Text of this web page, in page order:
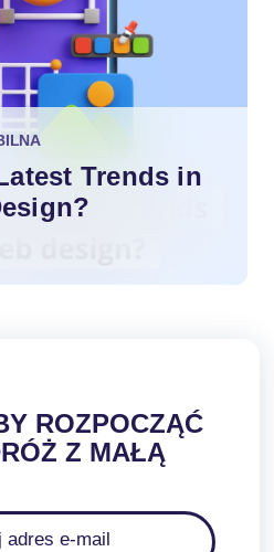
Trends in
ROZPOCZĄĆ
Z MAŁĄ